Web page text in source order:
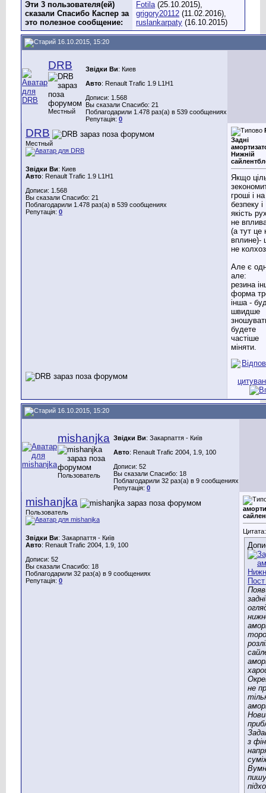
Эти 3 пользователя(ей)
сказали Спасибо Каспер за
это полезное сообщение:
Fotila (25.10.2015),
grigory20112 (11.02.2016),
ruslankarpaty (16.10.2015)
16.10.2015, 15:20
DRB
Местный
Звідки Ви: Киев
Авто: Renault Trafic 1.9 L1H1
Дописи: 1.568
Вы сказали Спасибо: 21
Поблагодарили 1.478 раз(а) в 539 сообщениях
Репутація: 0
DRB
Местный
Звідки Ви: Киев
Авто: Renault Trafic 1.9 L1H1
Дописи: 1.568
Вы сказали Спасибо: 21
Поблагодарили 1.478 раз(а) в 539 сообщениях
Репутація: 0
Задні
Нижній
Якщо
гроші і на
безпеку і
якість
не
(а тут це
вплине)-
не
Але є
але:
резина
форма
інша -
швидше
будете
частіше
міняти.
16.10.2015, 15:20
mishanjka
Пользователь
Звідки Ви: Закарпаття - Київ
Авто: Renault Trafic 2004, 1.9, 100
Дописи: 52
Вы сказали Спасибо: 18
Поблагодарили 32 раз(а) в 9 сообщениях
Репутація: 0
mishanjka
Пользователь
Звідки Ви: Закарпаття - Київ
Авто: Renault Trafic 2004, 1.9, 100
Дописи: 52
Вы сказали Спасибо: 18
Поблагодарили 32 раз(а) в 9 сообщениях
Репутація: 0
Цитата:
не
з